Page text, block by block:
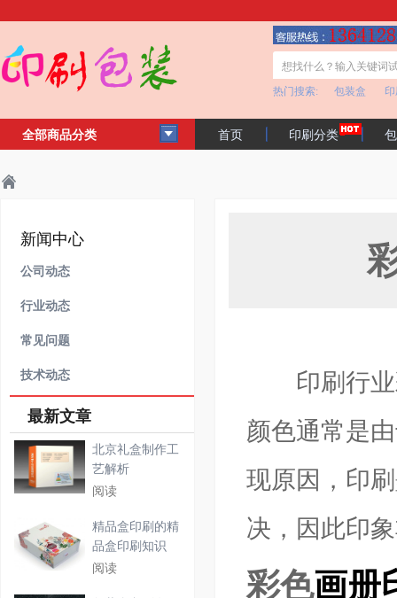
热门搜索: 包装盒
全部商品分类 首页 印刷分类
印刷行业
颜色通常是
现原因，印
决，因此印
彩色画册
新闻中心
公司动态
行业动态
常见问题
技术动态
最新文章
北京礼盒制作工
艺解析
阅读
精品盒印刷的精
品盒印刷知识
阅读